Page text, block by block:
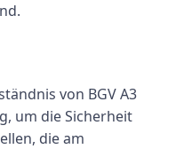
von BGV A3
um die Sicherheit
die am